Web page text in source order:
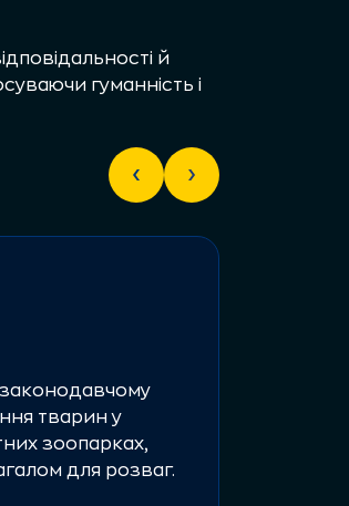
й
гуманність і
тварин у
зоопарках,
для розваг.